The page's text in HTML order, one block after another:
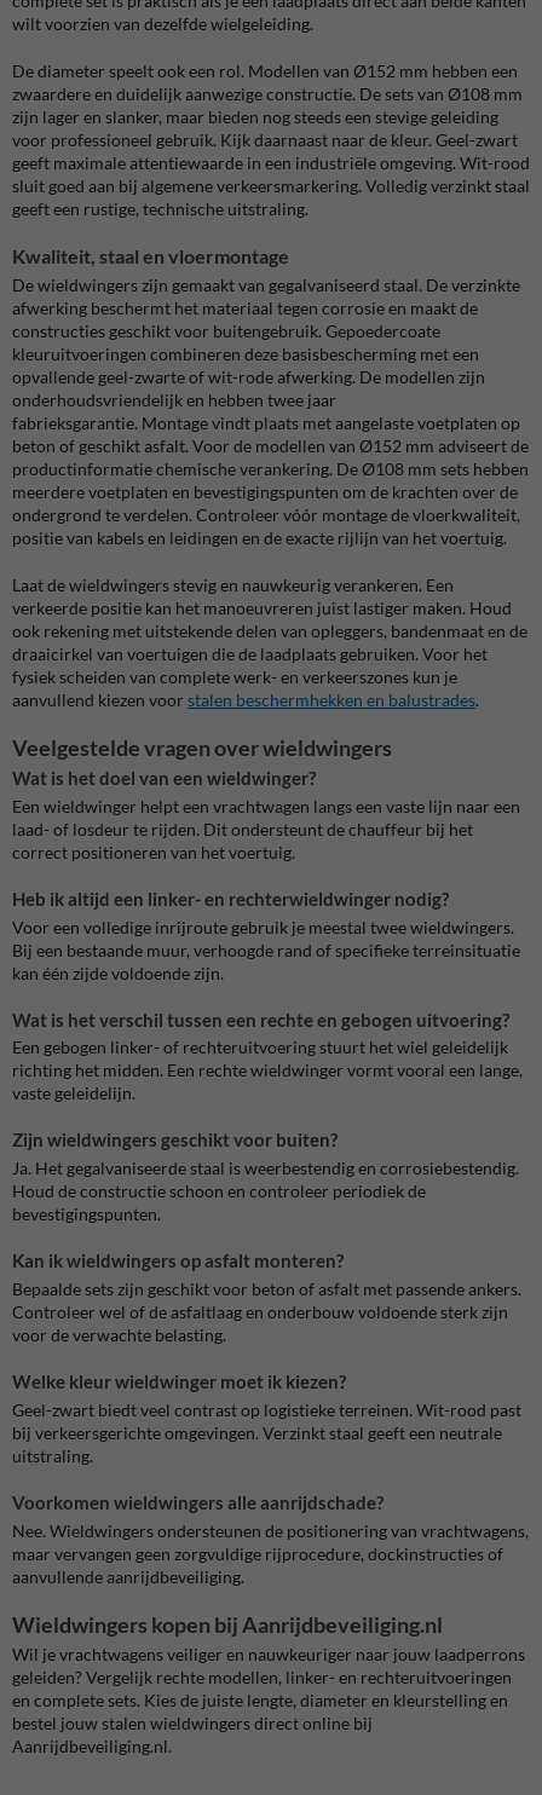
wilt voorzien van dezelfde wielgeleiding.
De diameter speelt ook een rol. Modellen van Ø152 mm hebben een
zwaardere en duidelijk aanwezige constructie. De sets van Ø108 mm
zijn lager en slanker, maar bieden nog steeds een stevige geleiding
voor professioneel gebruik. Kijk daarnaast naar de kleur. Geel-zwart
geeft maximale attentiewaarde in een industriële omgeving. Wit-rood
sluit goed aan bij algemene verkeersmarkering. Volledig verzinkt staal
geeft een rustige, technische uitstraling.
Kwaliteit, staal en vloermontage
De wieldwingers zijn gemaakt van gegalvaniseerd staal. De verzinkte
afwerking beschermt het materiaal tegen corrosie en maakt de
constructies geschikt voor buitengebruik. Gepoedercoate
kleuruitvoeringen combineren deze basisbescherming met een
opvallende geel-zwarte of wit-rode afwerking. De modellen zijn
onderhoudsvriendelijk en hebben twee jaar
fabrieksgarantie. Montage vindt plaats met aangelaste voetplaten op
beton of geschikt asfalt. Voor de modellen van Ø152 mm adviseert de
productinformatie chemische verankering. De Ø108 mm sets hebben
meerdere voetplaten en bevestigingspunten om de krachten over de
ondergrond te verdelen. Controleer vóór montage de vloerkwaliteit,
positie van kabels en leidingen en de exacte rijlijn van het voertuig.
Laat de wieldwingers stevig en nauwkeurig verankeren. Een
verkeerde positie kan het manoeuvreren juist lastiger maken. Houd
ook rekening met uitstekende delen van opleggers, bandenmaat en de
draaicirkel van voertuigen die de laadplaats gebruiken. Voor het
fysiek scheiden van complete werk- en verkeerszones kun je
aanvullend kiezen voor stalen beschermhekken en balustrades.
Veelgestelde vragen over wieldwingers
Wat is het doel van een wieldwinger?
Een wieldwinger helpt een vrachtwagen langs een vaste lijn naar een
laad- of losdeur te rijden. Dit ondersteunt de chauffeur bij het
correct positioneren van het voertuig.
Heb ik altijd een linker- en rechterwieldwinger nodig?
Voor een volledige inrijroute gebruik je meestal twee wieldwingers.
Bij een bestaande muur, verhoogde rand of specifieke terreinsituatie
kan één zijde voldoende zijn.
Wat is het verschil tussen een rechte en gebogen uitvoering?
Een gebogen linker- of rechteruitvoering stuurt het wiel geleidelijk
richting het midden. Een rechte wieldwinger vormt vooral een lange,
vaste geleidelijn.
Zijn wieldwingers geschikt voor buiten?
Ja. Het gegalvaniseerde staal is weerbestendig en corrosiebestendig.
Houd de constructie schoon en controleer periodiek de
bevestigingspunten.
Kan ik wieldwingers op asfalt monteren?
Bepaalde sets zijn geschikt voor beton of asfalt met passende ankers.
Controleer wel of de asfaltlaag en onderbouw voldoende sterk zijn
voor de verwachte belasting.
Welke kleur wieldwinger moet ik kiezen?
Geel-zwart biedt veel contrast op logistieke terreinen. Wit-rood past
bij verkeersgerichte omgevingen. Verzinkt staal geeft een neutrale
uitstraling.
Voorkomen wieldwingers alle aanrijdschade?
Nee. Wieldwingers ondersteunen de positionering van vrachtwagens,
maar vervangen geen zorgvuldige rijprocedure, dockinstructies of
aanvullende aanrijdbeveiliging.
Wieldwingers kopen bij Aanrijdbeveiliging.nl
Wil je vrachtwagens veiliger en nauwkeuriger naar jouw laadperrons
geleiden? Vergelijk rechte modellen, linker- en rechteruitvoeringen
en complete sets. Kies de juiste lengte, diameter en kleurstelling en
bestel jouw stalen wieldwingers direct online bij
Aanrijdbeveiliging.nl.